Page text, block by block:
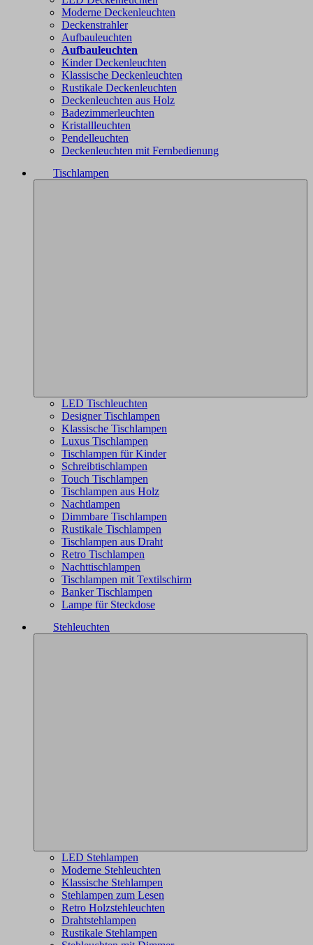
Moderne Deckenleuchten
Deckenstrahler
Aufbauleuchten
Aufbauleuchten
Kinder Deckenleuchten
Klassische Deckenleuchten
Rustikale Deckenleuchten
Deckenleuchten aus Holz
Badezimmerleuchten
Kristallleuchten
Pendelleuchten
Deckenleuchten mit Fernbedienung
Tischlampen
LED Tischleuchten
Designer Tischlampen
Klassische Tischlampen
Luxus Tischlampen
Tischlampen für Kinder
Schreibtischlampen
Touch Tischlampen
Tischlampen aus Holz
Nachtlampen
Dimmbare Tischlampen
Rustikale Tischlampen
Tischlampen aus Draht
Retro Tischlampen
Nachttischlampen
Tischlampen mit Textilschirm
Banker Tischlampen
Lampe für Steckdose
Stehleuchten
LED Stehlampen
Moderne Stehleuchten
Klassische Stehlampen
Stehlampen zum Lesen
Retro Holzstehleuchten
Drahtstehlampen
Rustikale Stehlampen